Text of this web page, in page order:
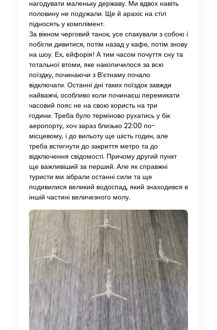
нагодувати маленьку державу. Ми вдвох навіть
половину не подужали. Ще й арахіс на стіл
підносять у комплімент.
За вікном черговий танок, усе спакували з собою і
побігли дивитися, потім назад у кафе, потім знову
на шоу. Ех, ейфорія! А тим часом почуття сну та
тотальної втоми, яке накопичилося за всю
поїздку, починаючи з В’єтнаму почало
відключати. Останні дні таких поїздок завжди
найважчі, особливо коли починаєш перемикати
часовий пояс не на свою користь на три
години. Треба було терміново рухатись у бік
аеропорту, хоч зараз близько 22:00 по-
місцевому, і до вильоту ще шість годин, але
треба встигнути до закриття метро та до
відключення свідомості. Причому другий пункт
ще важливіший за перший. Але як справжні
туристи ми зібрали останні сили та ще
подивилися великий водоспад, який знаходився в
іншій частині величезного молу.